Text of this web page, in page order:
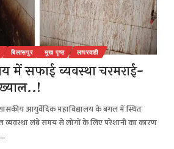
बिलासपुर मुख पृष्ठ लापरवाही
में सफाई व्यवस्था चरमराई-
ख्याल..!
आयुर्वेदिक महाविद्यालय के बगल में स्थित
व्यवस्था लंबे समय से लोगों के लिए परेशानी का कारण